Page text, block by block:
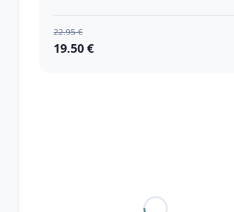
22.95 €
19.50 €